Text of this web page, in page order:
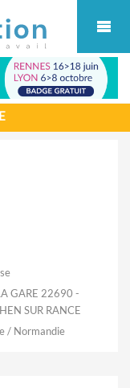
GARE 22690 -
SUR RANCE
/ Normandie